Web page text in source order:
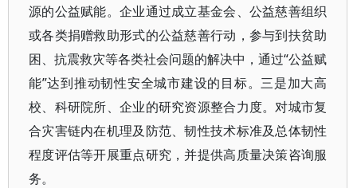
源的公益赋能。企业通过成立基金会、公益慈善组织
或各类捐赠救助形式的公益慈善行动，参与到扶贫助
困、抗震救灾等各类社会问题的解决中，通过“公益赋
能”达到推动韧性安全城市建设的目标。三是加大高
校、科研院所、企业的研究资源整合力度。对城市复
合灾害链内在机理及防范、韧性技术标准及总体韧性
程度评估等开展重点研究，并提供高质量决策咨询服
务。